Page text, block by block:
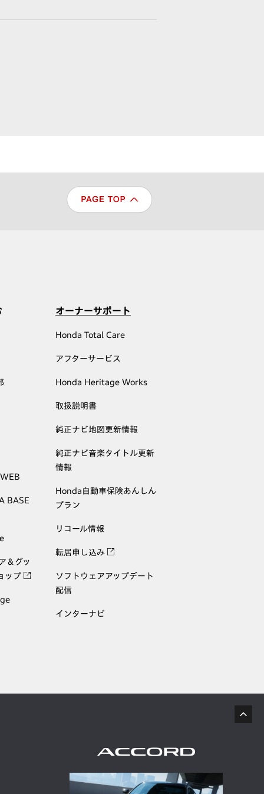
BASE
＆グッ
ップ
オーナーサポート
Honda Total Care
アフターサービス
Honda Heritage Works
取扱説明書
純正ナビ地図更新情報
純正ナビ音楽タイトル更新
情報
Honda自動車保険あんしん
プラン
リコール情報
転居申し込み
ソフトウェアアップデート
配信
インターナビ